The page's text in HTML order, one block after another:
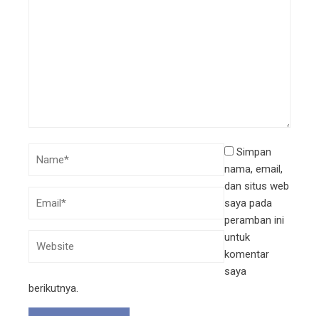
Simpan
nama, email,
dan situs web
saya pada
peramban ini
untuk
komentar
saya
berikutnya.